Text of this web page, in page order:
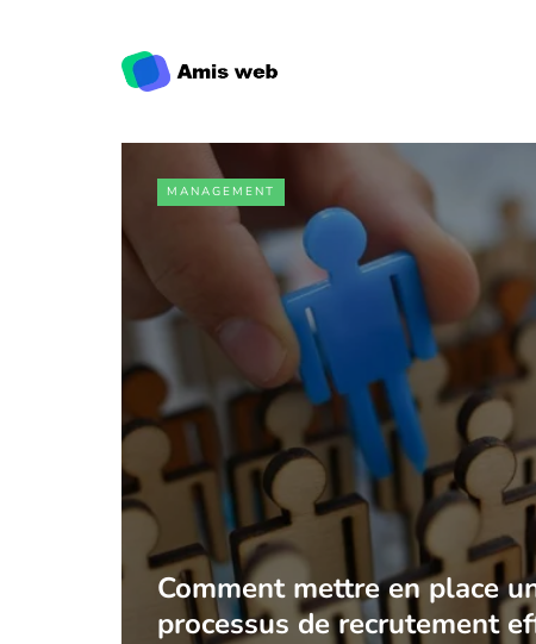
MANAGEMENT
Comment mettre en place
processus de recrutement